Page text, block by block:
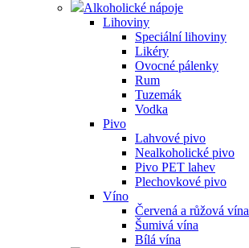
Alkoholické nápoje
Lihoviny
Speciální lihoviny
Likéry
Ovocné pálenky
Rum
Tuzemák
Vodka
Pivo
Lahvové pivo
Nealkoholické pivo
Pivo PET lahev
Plechovkové pivo
Víno
Červená a růžová vína
Šumivá vína
Bílá vína